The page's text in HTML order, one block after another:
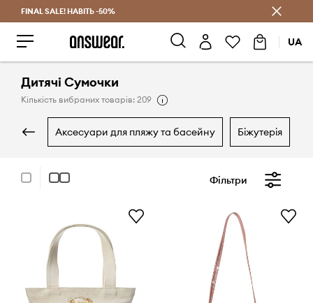
Заощаджуй з Answear Club
FINAL SALE! НАВІТЬ -50%
UA
Дитячі Сумочки
Кількість вибраних товарів: 209
аксесуари для пляжу та басейну біжутерія
Фільтри